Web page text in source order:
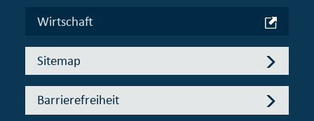
Wirtschaft
Sitemap
Barrierefreiheit